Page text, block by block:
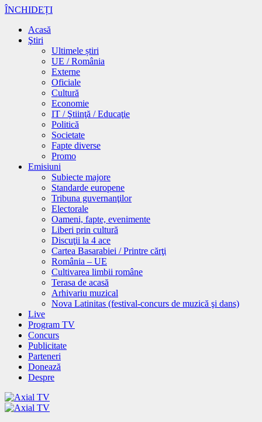
ÎNCHIDEȚI
Acasă
Ştiri
Ultimele știri
UE / România
Externe
Oficiale
Cultură
Economie
IT / Ştiinţă / Educaţie
Politică
Societate
Fapte diverse
Promo
Emisiuni
Subiecte majore
Standarde europene
Tribuna guvernanţilor
Electorale
Oameni, fapte, evenimente
Liberi prin cultură
Discuţii la 4 ace
Cartea Basarabiei / Printre cărţi
România – UE
Cultivarea limbii române
Terasa de acasă
Arhivariu muzical
Nova Latinitas (festival-concurs de muzică şi dans)
Live
Program TV
Concurs
Publicitate
Parteneri
Donează
Despre